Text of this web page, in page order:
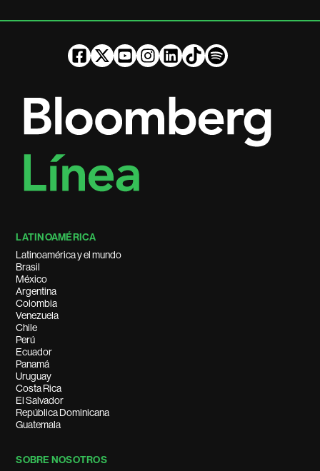
LATINOAMÉRICA
Latinoamérica y el mundo
Brasil
México
Argentina
Colombia
Venezuela
Chile
Perú
Ecuador
Panamá
Uruguay
Costa Rica
El Salvador
República Dominicana
Guatemala
SOBRE NOSOTROS